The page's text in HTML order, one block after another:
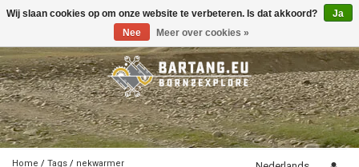
Toggle
Home / Tags / nekwarmer
Wij slaan cookies op om onze website te verbeteren. Is dat akkoord?
Ja
Nee
Meer over cookies »